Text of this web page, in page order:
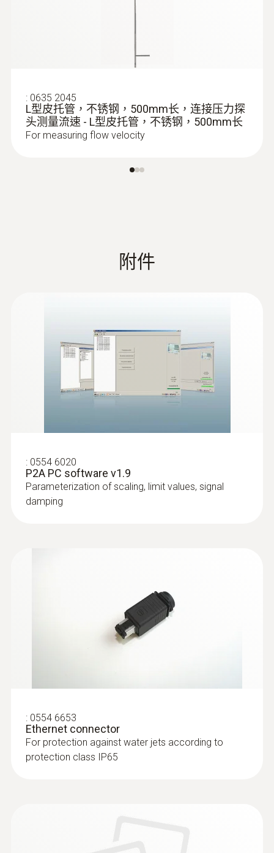
: 0635 2045
L型皮托管，不锈钢，500mm长，连接压力探
头测量流速 - L型皮托管，不锈钢，500mm长
For measuring flow velocity
附件
: 0554 6020
P2A PC software v1.9
Parameterization of scaling, limit values, signal
damping
: 0554 6653
Ethernet connector
For protection against water jets according to
protection class IP65